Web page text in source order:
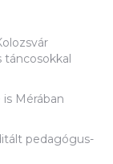
táncosokkal
Mérában
pedagógus-